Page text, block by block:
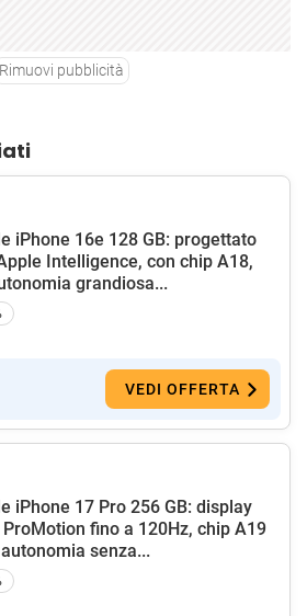
Rimuovi pubblicità
iPhone 16e 128 GB: progettato
Intelligence, con chip A18,
grandiosa...
VEDI OFFERTA
iPhone 17 Pro 256 GB: display
ProMotion fino a 120Hz, chip A19
senza...